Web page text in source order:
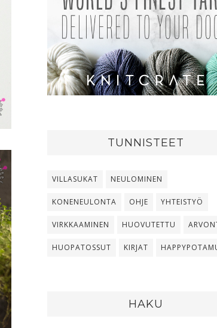
TUNNISTEET
VILLASUKAT NEULOMINEN
KONENEULONTA OHJE YHTEISTYÖ
VIRKKAAMINEN HUOVUTETTU
HUOPATOSSUT KIRJAT
HAKU